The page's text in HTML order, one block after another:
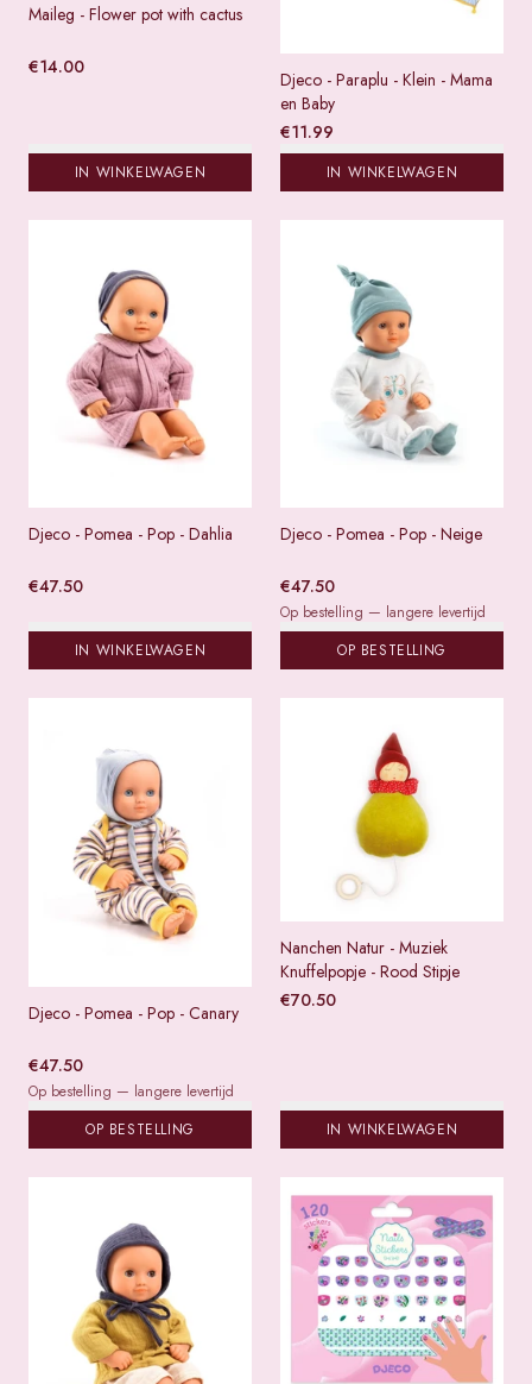
Maileg - Flower pot with cactus
€14.00
IN WINKELWAGEN
Djeco - Paraplu - Klein - Mama
en Baby
€11.99
IN WINKELWAGEN
Djeco - Pomea - Pop - Dahlia
€47.50
IN WINKELWAGEN
Djeco - Pomea - Pop - Neige
€47.50
Op bestelling — langere levertijd
OP BESTELLING
Djeco - Pomea - Pop - Canary
€47.50
Op bestelling — langere levertijd
OP BESTELLING
Nanchen Natur - Muziek
Knuffelpopje - Rood Stipje
€70.50
IN WINKELWAGEN